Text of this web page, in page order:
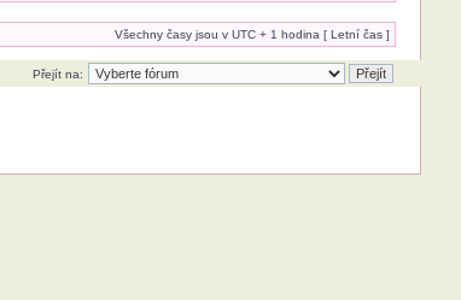
Všechny časy jsou v UTC + 1 hodina [ Letní čas ]
Přejít na: